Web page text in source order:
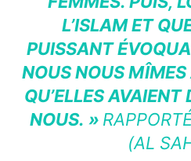
L’ISLAM ET
PUISSANT
NOUS NOUS
QU’ELLES AVAIENT
NOUS. »
(AL